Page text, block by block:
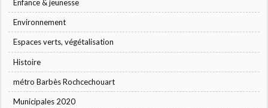
Enfance & jeunesse
Environnement
Espaces verts, végétalisation
Histoire
métro Barbès Rochcechouart
Municipales 2020